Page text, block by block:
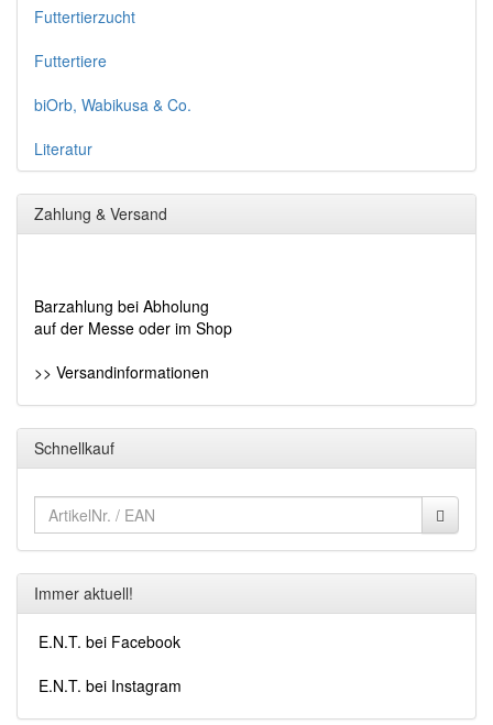
Futtertierzucht
Futtertiere
biOrb, Wabikusa & Co.
Literatur
Zahlung & Versand
Barzahlung bei Abholung
auf der Messe oder im Shop
>> Versandinformationen
Schnellkauf
Immer aktuell!
E.N.T. bei Facebook
E.N.T. bei Instagram